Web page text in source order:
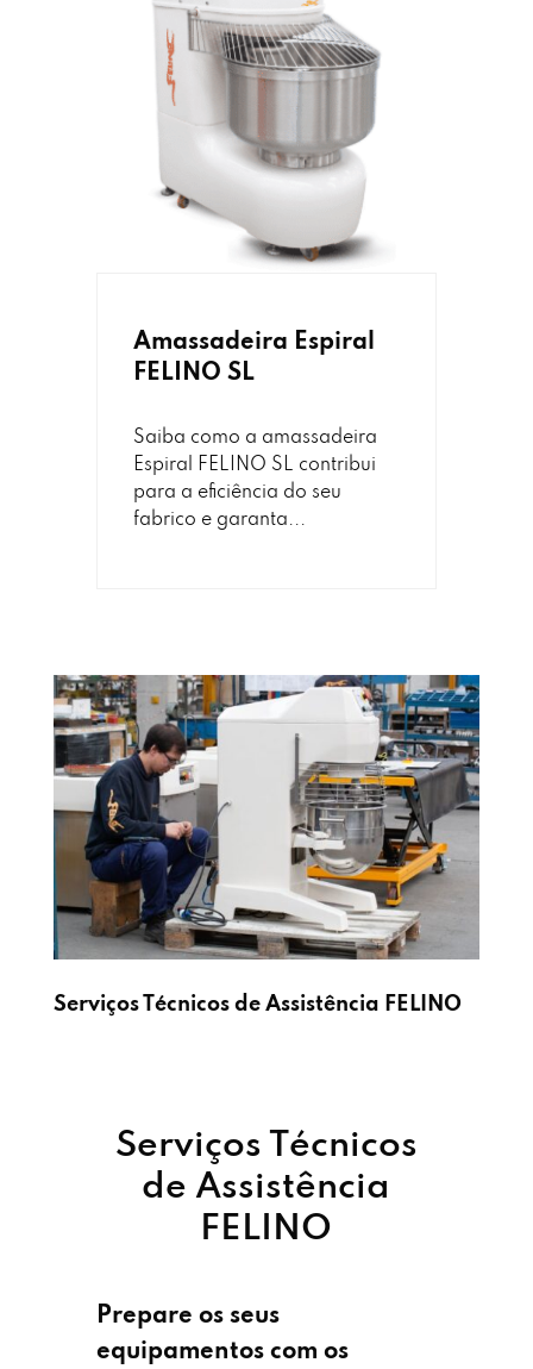
Amassadeira Espiral
FELINO SL
Saiba como a amassadeira
Espiral FELINO SL contribui
para a eficiência do seu
fabrico e garanta...
Serviços Técnicos de Assistência FELINO
Serviços Técnicos
de Assistência
FELINO
Prepare os seus
equipamentos com os